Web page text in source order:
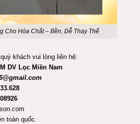
Cho Hóa Chất – Bền, Dễ Thay Thế
khách vui lòng liên hệ:
DV Lọc Miền Nam
toàn quốc.